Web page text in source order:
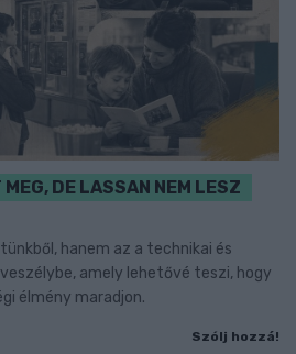
DE LASSAN NEM LESZ
hanem az a technikai és
amely lehetővé teszi, hogy
élmény maradjon.
Szólj hozzá!